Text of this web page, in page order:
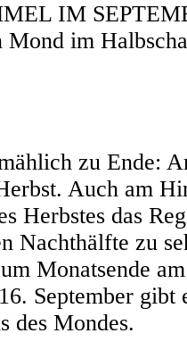
IM
Mond im
zu Ende:
Auch am
Herbstes das
Nachthälfte zu
Monatsende
September gibt
des Mondes.